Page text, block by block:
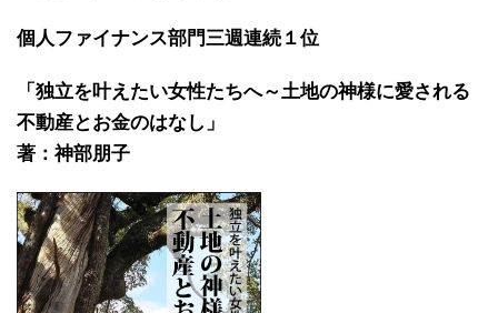
個人ファイナンス部門三週連続１位
「独立を叶えたい女性たちへ～土地の神様に愛される
不動産とお金のはなし」
著：神部朋子